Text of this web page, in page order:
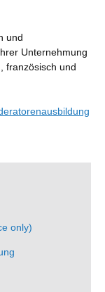
und
Unternehmung
französisch und
only)